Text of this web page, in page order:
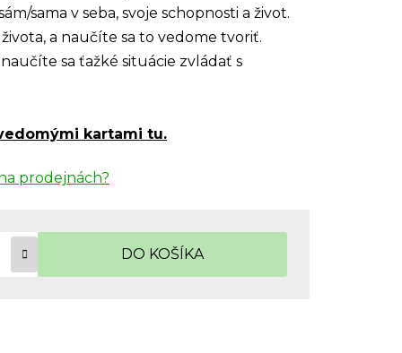
sama v seba, svoje schopnosti a život.
a naučíte sa to vedome tvoriť.
sa ťažké situácie zvládať s
kartami tu.
prodejnách?
DO KOŠÍKA